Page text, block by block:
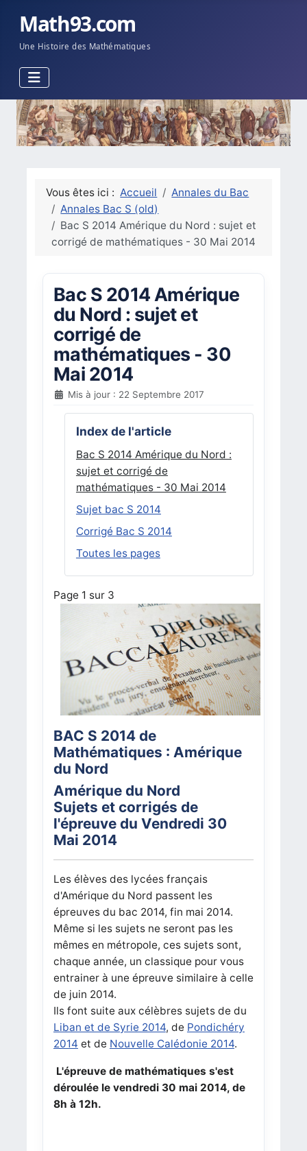
Math93.com
Une Histoire des Mathématiques
Vous êtes ici : Accueil
Annales du Bac
Annales Bac S (old)
Bac S 2014 Amérique du Nord : sujet et
corrigé de mathématiques - 30 Mai 2014
Bac S 2014 Amérique
du Nord : sujet et
corrigé de
mathématiques - 30
Mai 2014
Mis à jour : 22 Septembre 2017
Index de l'article
Bac S 2014 Amérique du Nord :
sujet et corrigé de
mathématiques - 30 Mai 2014
Sujet bac S 2014
Corrigé Bac S 2014
Toutes les pages
Page 1 sur 3
BAC S 2014 de
Mathématiques : Amérique
du Nord
Amérique du Nord
Sujets et corrigés de
l'épreuve du Vendredi 30
Mai 2014
Les élèves des lycées français
d'Amérique du Nord passent les
épreuves du bac 2014, fin mai 2014.
Même si les sujets ne seront pas les
mêmes en métropole, ces sujets sont,
chaque année, un classique pour vous
entrainer à une épreuve similaire à celle
de juin 2014.
Ils font suite aux célèbres sujets de du
Liban et de Syrie 2014, de Pondichéry
2014 et de Nouvelle Calédonie 2014.
L'épreuve de mathématiques s'est
déroulée le vendredi 30 mai 2014, de
8h à 12h.